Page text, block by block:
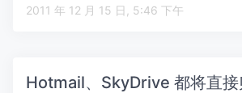
2011 年 12 月 15 日, 5:46 下午
Hotmail、SkyDrive 都将直接